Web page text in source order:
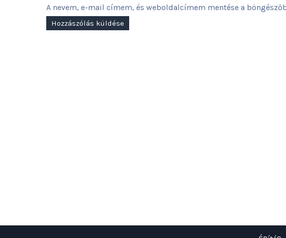
A nevem, e-mail címem, és weboldalcímem mentése a